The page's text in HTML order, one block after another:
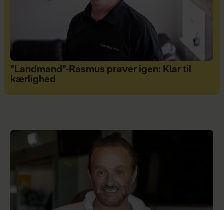
"Landmand"-Rasmus prøver igen: Klar til
kærlighed